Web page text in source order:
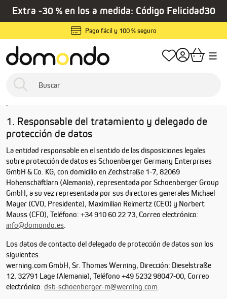
principal
Extra -30 % en los a medida: Código Felicidad30
Pago fácil y 100 % seguro
Home Privacidad y protección de datos
Aviso de protección de
datos
A continuación, le informamos sobre la recopilación de datos
1. Responsable del tratamiento y delegado de
protección de datos
La entidad responsable en el sentido de las disposiciones legales
sobre protección de datos es Schoenberger Germany Enterprises
GmbH & Co. KG, con domicilio en Zechstraße 1-7, 82069
Hohenschäftlarn (Alemania), representada por Schoenberger Group
GmbH, a su vez representada por sus directores generales Michael
Mayer (CVO, Presidente), Maximilian Reimertz (CEO) y Norbert
Mauss (CFO), Teléfono: +34 910 60 22 73, Correo electrónico:
info@domondo.es.
Los datos de contacto del delegado de protección de datos son los
siguientes:
werning.com GmbH, Sr. Thomas Werning, Dirección: Dieselstraße
12, 32791 Lage (Alemania), Teléfono +49 5232 98047-00, Correo
electrónico: dsb-schoenberger-m@werning.com.